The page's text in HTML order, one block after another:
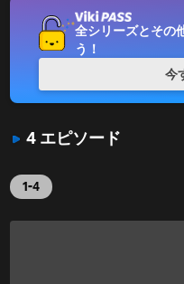
4 エピソード
1-4
全シリーズとその
う！
今